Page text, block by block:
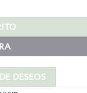
DESEOS